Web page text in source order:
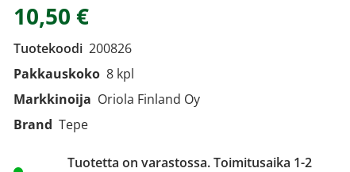
10,50 €
Tuotekoodi 200826
Pakkauskoko 8 kpl
Markkinoija Oriola Finland Oy
Brand Tepe
Tuotetta on varastossa. Toimitusaika 1-2